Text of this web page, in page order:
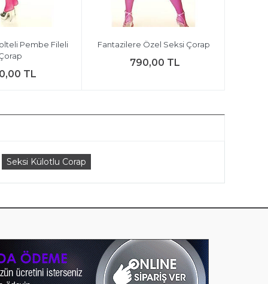
Pembe Fileli
TL
Fantazilere Özel Seksi Çorap
790,00 TL
Seksi Külotlu Corap